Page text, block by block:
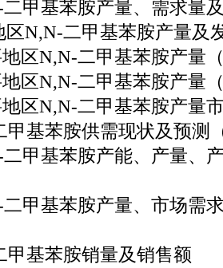
甲基苯胺产量、需求量
区N,N-二甲基苯胺产量及
区N,N-二甲基苯胺产量
区N,N-二甲基苯胺产量
区N,N-二甲基苯胺产量
甲基苯胺供需现状及预测
甲基苯胺产能、产量、
甲基苯胺产量、市场需
甲基苯胺销量及销售额